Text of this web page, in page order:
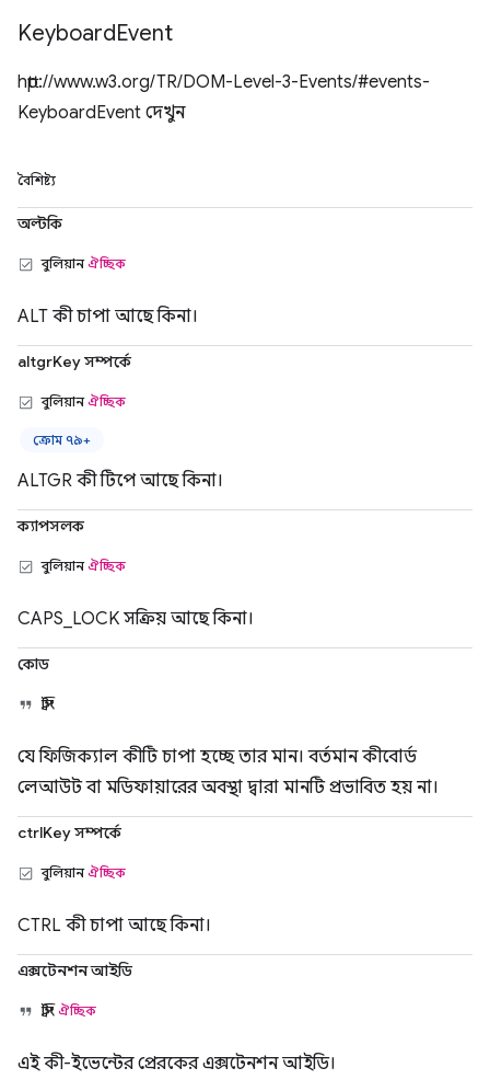
KeyboardEvent
http://www.w3.org/TR/DOM-Level-3-Events/#events-
KeyboardEvent দেখুন
বৈশিষ্ট্য
অল্টকি
বুলিয়ানঐচ্ছিক
ALT কী চাপা আছে কিনা।
altgrKey সম্পর্কে
বুলিয়ানঐচ্ছিক
ক্রোম ৭৯+
ALTGR কী টিপে আছে কিনা।
ক্যাপসলক
বুলিয়ানঐচ্ছিক
CAPS_LOCK সক্রিয় আছে কিনা।
কোড
স্ট্রিং
যে ফিজিক্যাল কীটি চাপা হচ্ছে তার মান। বর্তমান কীবোর্ড
লেআউট বা মডিফায়ারের অবস্থা দ্বারা মানটি প্রভাবিত হয় না।
ctrlKey সম্পর্কে
বুলিয়ানঐচ্ছিক
CTRL কী চাপা আছে কিনা।
এক্সটেনশন আইডি
স্ট্রিং ঐচ্ছিক
এই কী-ইভেন্টের প্রেরকের এক্সটেনশন আইডি।